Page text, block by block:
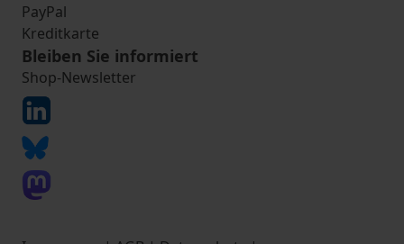
PayPal
Kreditkarte
Bleiben Sie informiert
Shop-Newsletter